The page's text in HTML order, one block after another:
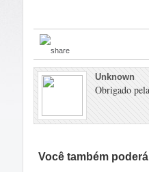
Unknown
Obrigado
Você também